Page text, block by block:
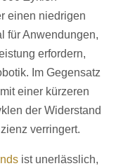
einen niedrigen
für Anwendungen,
erfordern,
Im Gegensatz
einer kürzeren
der Widerstand
verringert.
ist unerlässlich,